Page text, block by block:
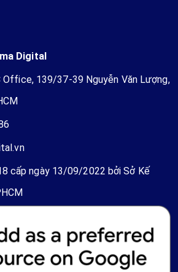
Digital
Office, 139/37-39 Nguyễn Văn Lượng,
cấp ngày 13/09/2022 bởi Sở Kế